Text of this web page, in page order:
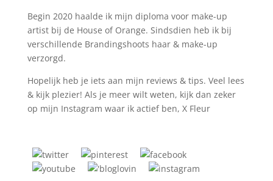
Begin 2020 haalde ik mijn diploma voor make-up
artist bij de House of Orange. Sindsdien heb ik bij
verschillende Brandingshoots haar & make-up
verzorgd.
Hopelijk heb je iets aan mijn reviews & tips. Veel lees
& kijk plezier! Als je meer wilt weten, kijk dan zeker
op mijn Instagram waar ik actief ben, X Fleur